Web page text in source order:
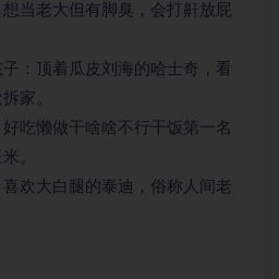
想当老大但有脚臭，会打鼾放屁
子：顶着瓜皮刘海的哈士奇，看
家。
吃懒做干啥啥不行干饭第一名
。
喜欢大白腿的泰迪，俗称人间老